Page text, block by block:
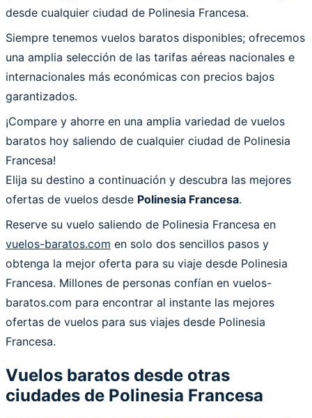
desde cualquier ciudad de Polinesia Francesa.
Siempre tenemos vuelos baratos disponibles; ofrecemos
una amplia selección de las tarifas aéreas nacionales e
internacionales más económicas con precios bajos
garantizados.
¡Compare y ahorre en una amplia variedad de vuelos
baratos hoy saliendo de cualquier ciudad de Polinesia
Francesa!
Elija su destino a continuación y descubra las mejores
ofertas de vuelos desde Polinesia Francesa.
Reserve su vuelo saliendo de Polinesia Francesa en
vuelos-baratos.com en solo dos sencillos pasos y
obtenga la mejor oferta para su viaje desde Polinesia
Francesa. Millones de personas confían en vuelos-
baratos.com para encontrar al instante las mejores
ofertas de vuelos para sus viajes desde Polinesia
Francesa.
Vuelos baratos desde otras
ciudades de Polinesia Francesa